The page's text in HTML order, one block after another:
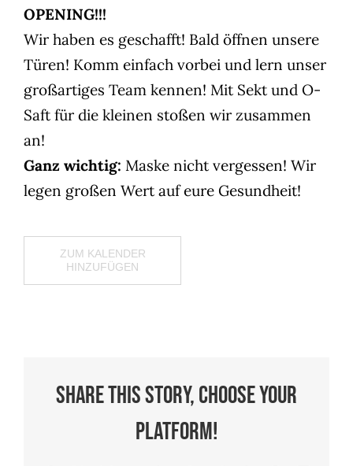
OPENING!!!
Wir haben es geschafft! Bald öffnen unsere
Türen! Komm einfach vorbei und lern unser
großartiges Team kennen! Mit Sekt und O-
Saft für die kleinen stoßen wir zusammen
an!
Ganz wichtig: Maske nicht vergessen! Wir
legen großen Wert auf eure Gesundheit!
ZUM KALENDER
HINZUFÜGEN
Share This Story, Choose Your
Platform!